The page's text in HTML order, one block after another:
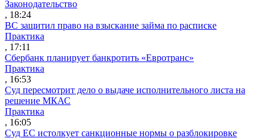
Законодательство
, 18:24
ВС защитил право на взыскание займа по расписке
Практика
, 17:11
Сбербанк планирует банкротить «Евротранс»
Практика
, 16:53
Суд пересмотрит дело о выдаче исполнительного листа на
решение МКАС
Практика
, 16:05
Суд ЕС истолкует санкционные нормы о разблокировке